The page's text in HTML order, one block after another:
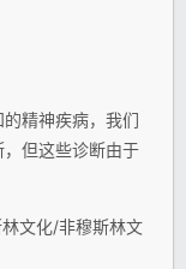
精神疾病，我们
但这些诊断由于
文化/非穆斯林文